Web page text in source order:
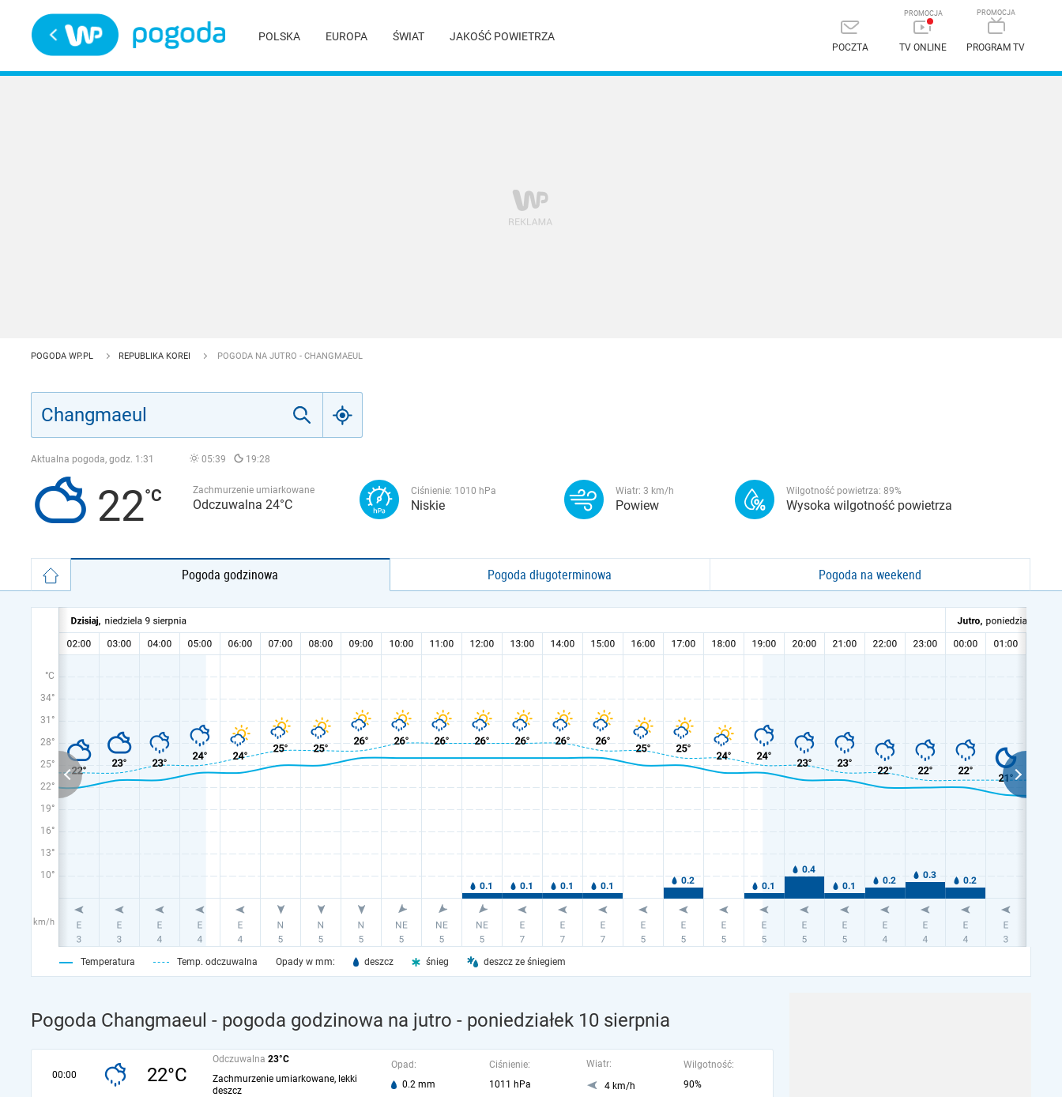
POLSKA EUROPA ŚWIAT JAKOŚĆ POWIETRZA
POCZTA TV ONLINE PROGRAM TV
POGODA WP.PL REPUBLIKA KOREI POGODA NA JUTRO - CHANGMAEUL
Aktualna pogoda, godz. 1:31 05:39 19:28
22 Zachmurzenie umiarkowane
Odczuwalna 24°C
Ciśnienie: 1010 hPa
Niskie
Wiatr: 3 km/h
Powiew
Wilgotność powietrza: 89%
Wysoka wilgotność powietrza
Pogoda godzinowa Pogoda długoterminowa Pogoda na weekend
°C
34°
31°
28°
25°
22°
19°
16°
13°
10°
km/h
Temperatura Temp. odczuwalna Opady w mm: deszcz śnieg deszcz ze śniegiem
Pogoda Changmaeul - pogoda godzinowa na jutro - poniedziałek 10 sierpnia
00:00 22°C
Odczuwalna 23°C
Zachmurzenie umiarkowane, lekki
deszcz
Opad:
0.2 mm
Ciśnienie:
1011 hPa
Wiatr:
4 km/h
Wilgotność:
90%